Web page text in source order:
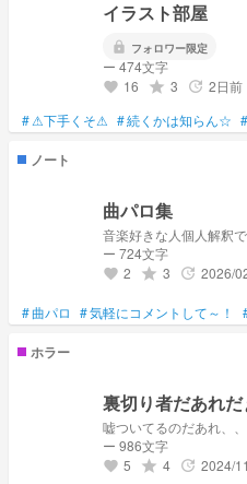
イラスト部屋
lock フォロワー限定
ー 474文字
favorite 16 grade 3 update 2日前
#⚠下手くそ⚠ #続くかは知らん☆ #
ノート
曲パロ集
音楽好きな人個人解釈
ー 724文字
favorite 2 grade 3 update 2026/
#曲パロ #気軽にコメントして～！
ホラー
裏切り者だあれだ
嘘ついてるのだあれ、
ー 986文字
favorite 5 grade 4 update 2024/